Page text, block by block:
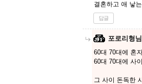
결혼하고 애 낳
답글
포로리형님
60대 70대에 혼
60대 70대에 사
그 사이 돈독한